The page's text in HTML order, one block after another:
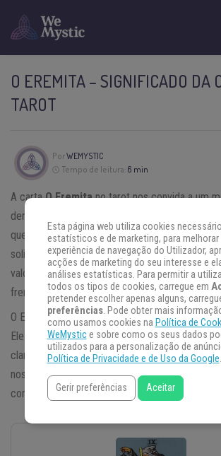
O EREMITA – SIGNIFICADO DA
TAROT
PorWEMYSTIC
Tempo de leitura: 6 min
A cartaO Eremitano tarot nos convida a um
dentro de nós mesmos, em busca das
questionamentos. Ela sugere a necessidade de
solidão, para ouvir nossa voz interior e refletir
valores e objetivos. Para isso, é essencial
frenético da vida cotidiana e silenciar os ruídos
O Eremita simboliza introspecção,
Ele nos aconselha a parar de agir
clareza antes de avançar. Somente quando
nosso caminho, poderemos tomar decisões
confiança.
Esta página web utiliza cookies
estatísticos e de marketing, para melhorar
experiência de navegação do Utilizador,
acções de marketing do seu interesse e
análises estatísticas. Para permitir a
todos os tipos de cookies, carregue em
pretender escolher apenas alguns,
preferências. Pode obter mais
como usamos cookies na Política de
WeMystice sobre como os seus dados
utilizados para a personalização de
Política de Privacidade e de Uso da Google.
Gerir preferências Aceitar